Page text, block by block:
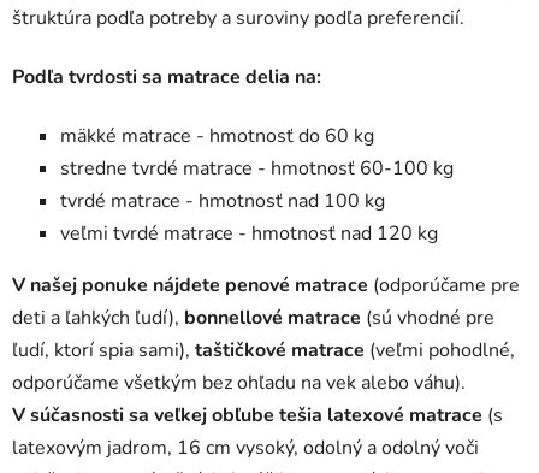
štruktúra podľa potreby a suroviny podľa preferencií.
Podľa tvrdosti sa matrace delia na:
mäkké matrace - hmotnosť do 60 kg
stredne tvrdé matrace - hmotnosť 60-100 kg
tvrdé matrace - hmotnosť nad 100 kg
veľmi tvrdé matrace - hmotnosť nad 120 kg
V našej ponuke nájdete penové matrace (odporúčame pre
deti a ľahkých ľudí), bonnellové matrace (sú vhodné pre
ľudí, ktorí spia sami), taštičkové matrace (veľmi pohodlné,
odporúčame všetkým bez ohľadu na vek alebo váhu).
V súčasnosti sa veľkej obľube tešia latexové matrace (s
latexovým jadrom, 16 cm vysoký, odolný a odolný voči